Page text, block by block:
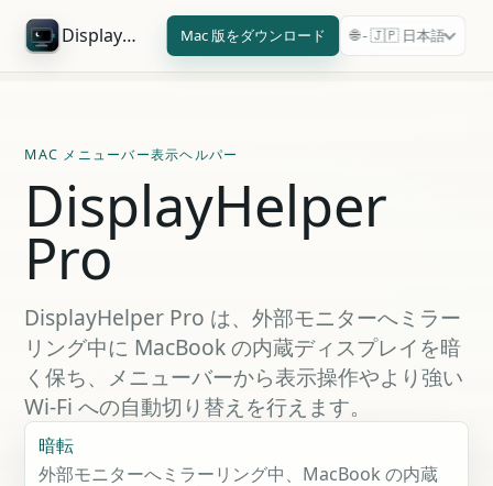
DisplayHelper Pro Mac 版をダウンロード 🌐 - 🇯🇵 日本語
MAC メニューバー表示ヘルパー
DisplayHelper
Pro
DisplayHelper Pro は、外部モニターへミラー
リング中に MacBook の内蔵ディスプレイを暗
く保ち、メニューバーから表示操作やより強い
Wi-Fi への自動切り替えを行えます。
暗転
外部モニターへミラーリング中、MacBook の内蔵